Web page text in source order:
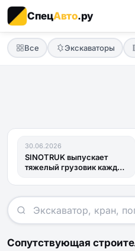
СпецАвто.ру
Все Экскаваторы
30.06.2026
SINOTRUK выпускает
тяжелый грузовик каждые
Сопутствующая